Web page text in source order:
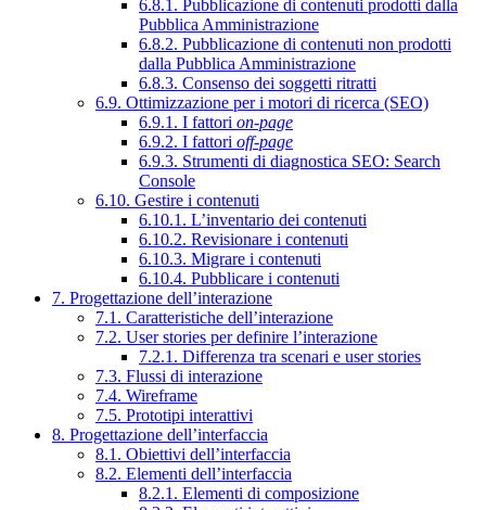
6.8.1. Pubblicazione di contenuti prodotti dalla
Pubblica Amministrazione
6.8.2. Pubblicazione di contenuti non prodotti
dalla Pubblica Amministrazione
6.8.3. Consenso dei soggetti ritratti
6.9. Ottimizzazione per i motori di ricerca (SEO)
6.9.1. I fattori on-page
6.9.2. I fattori off-page
6.9.3. Strumenti di diagnostica SEO: Search
Console
6.10. Gestire i contenuti
6.10.1. L’inventario dei contenuti
6.10.2. Revisionare i contenuti
6.10.3. Migrare i contenuti
6.10.4. Pubblicare i contenuti
7. Progettazione dell’interazione
7.1. Caratteristiche dell’interazione
7.2. User stories per definire l’interazione
7.2.1. Differenza tra scenari e user stories
7.3. Flussi di interazione
7.4. Wireframe
7.5. Prototipi interattivi
8. Progettazione dell’interfaccia
8.1. Obiettivi dell’interfaccia
8.2. Elementi dell’interfaccia
8.2.1. Elementi di composizione